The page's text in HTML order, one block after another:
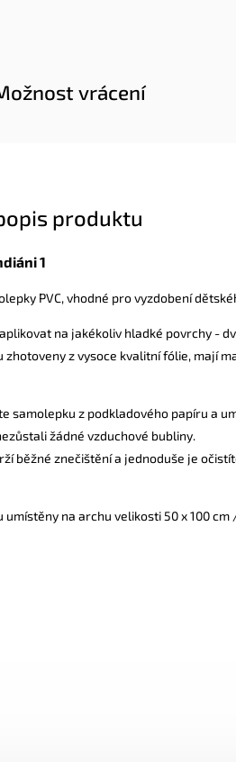
vrácení
produktu
1
PVC, vhodné pro vyzdobení
na jakékoliv hladké povrchy -
zhotoveny z vysoce kvalitní fólie, mají
samolepku z podkladového papíru a
žádné vzduchové bubliny.
běžné znečištění a jednoduše je
umístěny na archu velikosti 50 x 100